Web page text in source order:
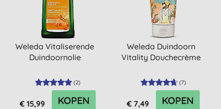
Weleda Vitaliserende
Duindoornolie
(2)
€ 15,99 KOPEN
Weleda Duindoorn
Vitality Douchecrème
(7)
€ 7,49 KOPEN